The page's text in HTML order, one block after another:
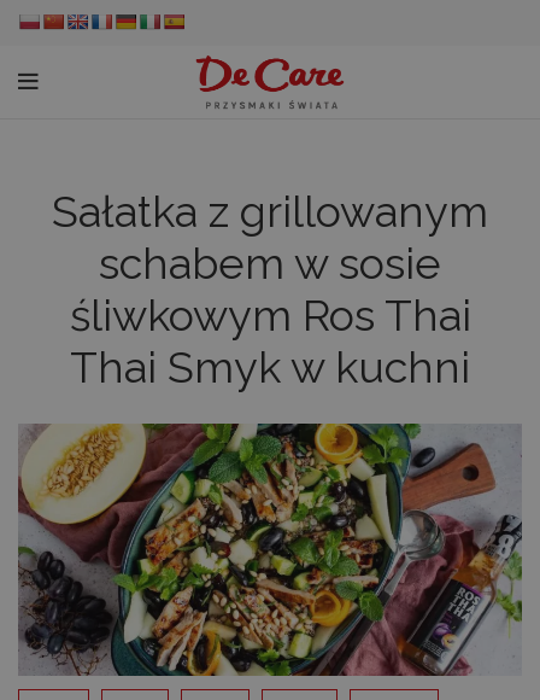
Sałatka z grillowanym
schabem w sosie
śliwkowym Ros Thai
Thai Smyk w kuchni